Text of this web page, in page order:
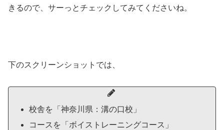
きるので、サーっとチェックしてみてくださいね。
下のスクリーンショットでは、
校舎を「神奈川県：溝の口校」
コースを「ボイストレーニングコース」